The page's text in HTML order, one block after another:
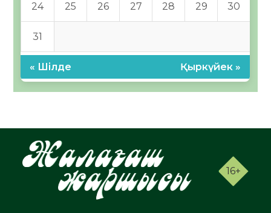
24 25 26 27 28 29 30
31
« Шілде Қыркүйек »
16+